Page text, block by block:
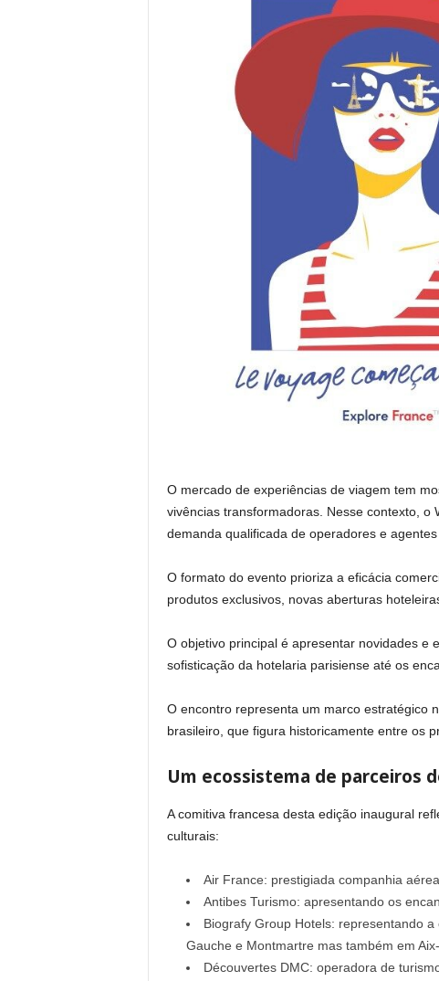
O mercado de experiências de viagem tem
vivências transformadoras. Nesse contexto,
demanda qualificada de operadores e
O formato do evento prioriza a eficácia
produtos exclusivos, novas aberturas
O objetivo principal é apresentar novidades
sofisticação da hotelaria parisiense até os
O encontro representa um marco estratégico
brasileiro, que figura historicamente entre os
Um ecossistema de parceiros
A comitiva francesa desta edição inaugural
culturais:
Air France: prestigiada companhia
Antibes Turismo: apresentando os
Biografy Group Hotels: representando
Gauche e Montmartre mas também em
Découvertes DMC: operadora de